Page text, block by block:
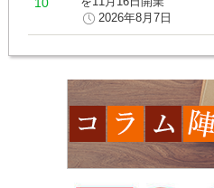
2026年8月7日